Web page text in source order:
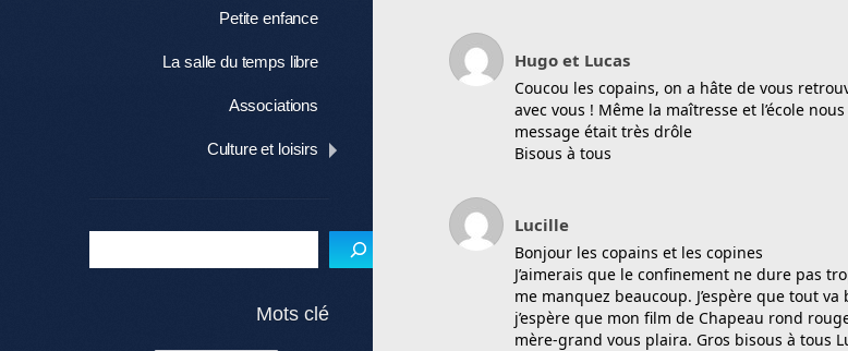
Petite enfance
La salle du temps libre
Associations
Culture et loisirs
Hugo et Lucas
Coucou les copains, on a hâte de vous
avec vous ! Même la maîtresse et l’école
message était très drôle
Bisous à tous
Lucille
Bonjour les copains et les copines
J’aimerais que le confinement ne dure pas
me manquez beaucoup. J’espère que tout
j’espère que mon film de Chapeau rond
mère-grand vous plaira. Gros bisous à tous
Mots clé